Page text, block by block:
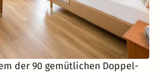
der 90 gemütlichen Doppel-